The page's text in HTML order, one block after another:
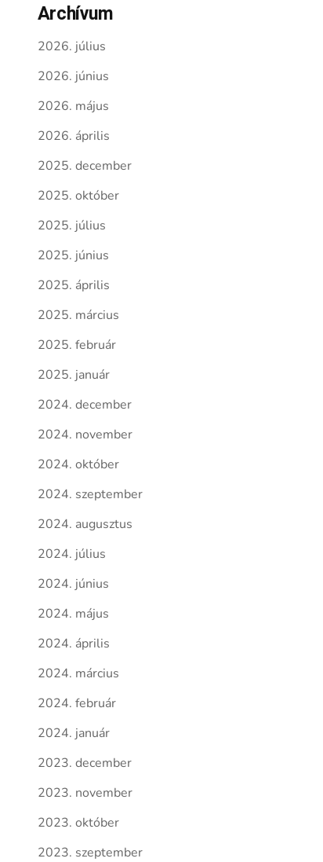
Archívum
2026. július
2026. június
2026. május
2026. április
2025. december
2025. október
2025. július
2025. június
2025. április
2025. március
2025. február
2025. január
2024. december
2024. november
2024. október
2024. szeptember
2024. augusztus
2024. július
2024. június
2024. május
2024. április
2024. március
2024. február
2024. január
2023. december
2023. november
2023. október
2023. szeptember